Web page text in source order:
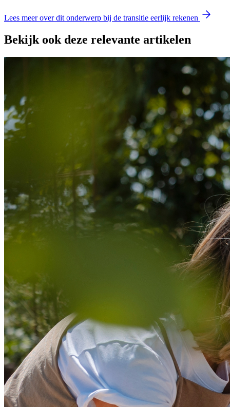
Lees meer over dit onderwerp bij de transitie eerlijk rekenen
Bekijk ook deze relevante artikelen